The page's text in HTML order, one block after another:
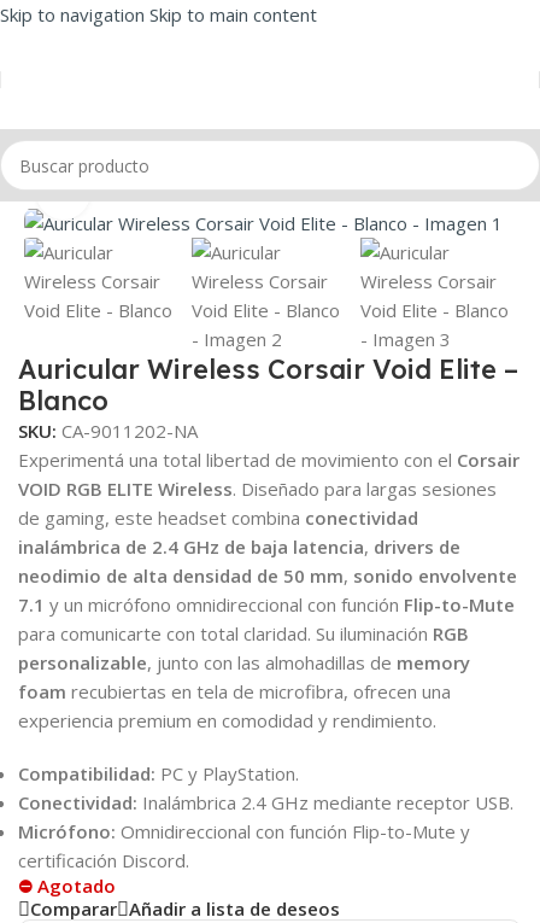
Skip to navigation Skip to main content
Inicio/Audio/Auriculares/Auriculares Gamer
Click to enlarge
Auricular Wireless Corsair Void Elite –
Blanco
SKU: CA-9011202-NA
Experimentá una total libertad de movimiento con el Corsair
VOID RGB ELITE Wireless. Diseñado para largas sesiones
de gaming, este headset combina conectividad
inalámbrica de 2.4 GHz de baja latencia, drivers de
neodimio de alta densidad de 50 mm, sonido envolvente
7.1 y un micrófono omnidireccional con función Flip-to-Mute
para comunicarte con total claridad. Su iluminación RGB
personalizable, junto con las almohadillas de memory
foam recubiertas en tela de microfibra, ofrecen una
experiencia premium en comodidad y rendimiento.
Compatibilidad: PC y PlayStation.
Conectividad: Inalámbrica 2.4 GHz mediante receptor USB.
Micrófono: Omnidireccional con función Flip-to-Mute y
certificación Discord.
⛔ Agotado
Comparar Añadir a lista de deseos